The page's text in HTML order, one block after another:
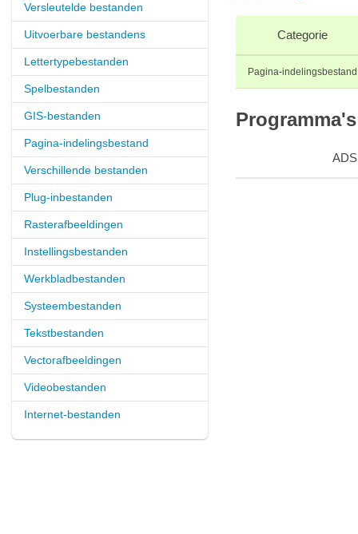
Versleutelde bestanden
Uitvoerbare bestandens
Lettertypebestanden
Spelbestanden
GIS-bestanden
Pagina-indelingsbestand
Verschillende bestanden
Plug-inbestanden
Rasterafbeeldingen
Instellingsbestanden
Werkbladbestanden
Systeembestanden
Tekstbestanden
Vectorafbeeldingen
Videobestanden
Internet-bestanden
Categorie
Pagina-indelingsbestand
ADS